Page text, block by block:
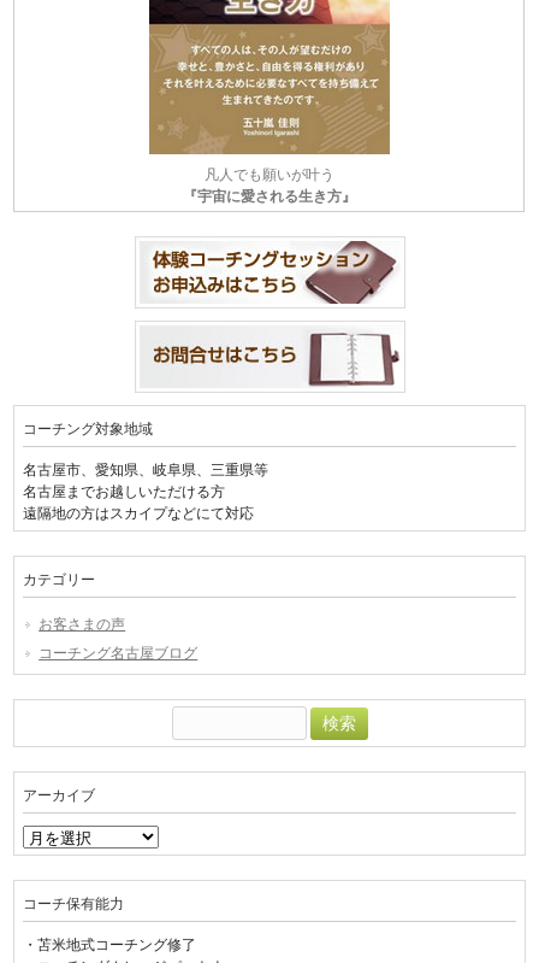
凡人でも願いが叶う
『宇宙に愛される生き方』
コーチング対象地域
名古屋市、愛知県、岐阜県、三重県等
名古屋までお越しいただける方
遠隔地の方はスカイプなどにて対応
カテゴリー
お客さまの声
コーチング名古屋ブログ
索:
アーカイブ
ア
ー
カ
イ
ブ
コーチ保有能力
・苫米地式コーチング修了